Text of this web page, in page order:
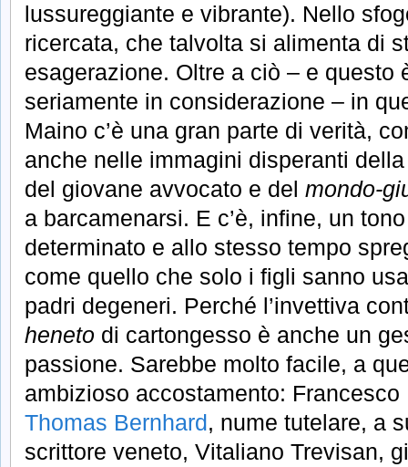
lussureggiante e vibrante). Nello
ricercata, che talvolta si alimenta di
esagerazione. Oltre a ciò – e questo
seriamente in considerazione – in
Maino c’è una gran parte di verità,
anche nelle immagini disperanti
del giovane avvocato e del mondo-
a barcamenarsi. E c’è, infine, un
determinato e allo stesso tempo
come quello che solo i figli sanno
padri degeneri. Perché l’invettiva
heneto di cartongesso è anche un
passione. Sarebbe molto facile, a
ambizioso accostamento:
Thomas Bernhard, nume tutelare, a
scrittore veneto, Vitaliano Trevisan,